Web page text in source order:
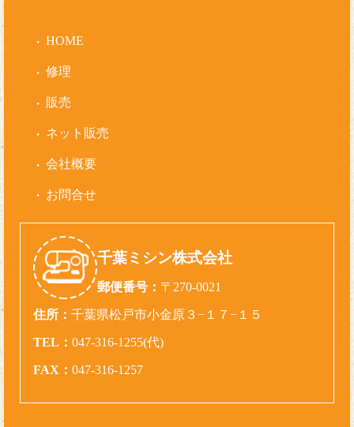
HOME
修理
販売
ネット販売
会社概要
お問合せ
千葉ミシン株式会社
郵便番号： 〒270-0021
住所： 千葉県松戸市小金原３−１７−１５
TEL： 047-316-1255(代)
FAX： 047-316-1257